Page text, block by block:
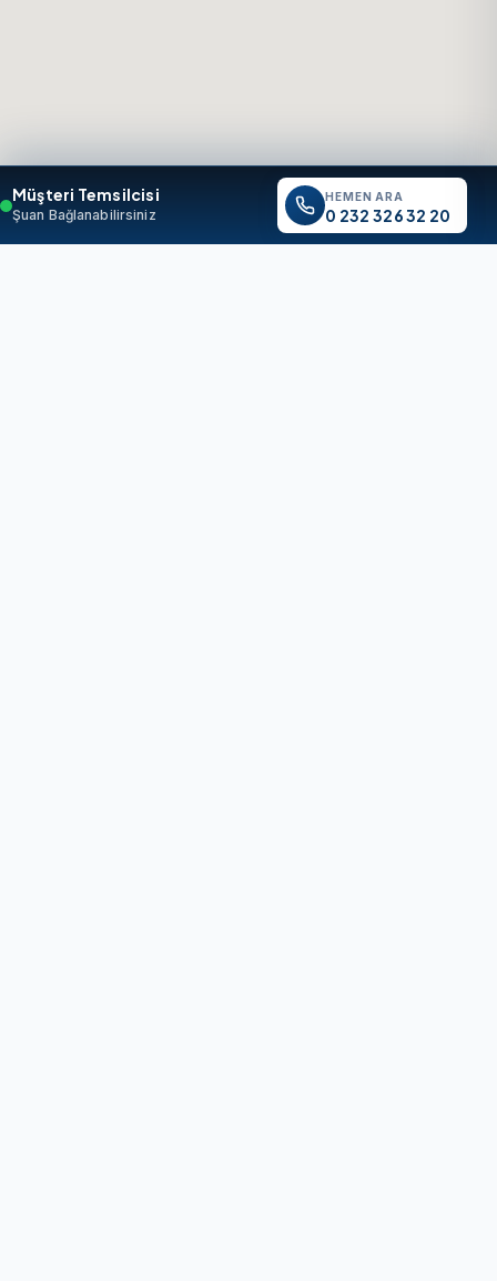
Müşteri Temsilcisi
Şuan Bağlanabilirsiniz
HEMEN ARA
0 232 326 32 20